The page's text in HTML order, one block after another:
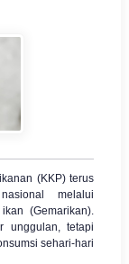
(KKP) terus
melalui
(Gemarikan).
unggulan, tetapi
sehari-hari